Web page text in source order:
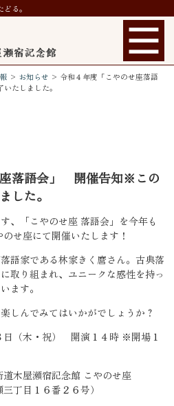
る。
> お知らせ > 令和４年度「こやのせ座落語
たしました。
落語会」 開催告知※この
した。
、「こやのせ座 落語会」を今年も
せ座にて開催いたします！
語家である林家きく麿さん。古典落
取り組まれ、ユニークな感性を持っ
ます。
しんでみてはいかがでしょうか？
木・祝） 開演１４時 ※開場１
屋瀬宿記念館 こやのせ座
１６番２６号）